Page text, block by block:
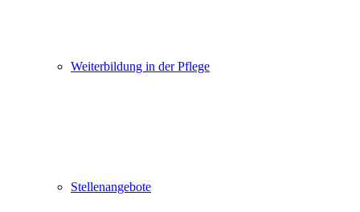
Weiterbildung in der Pflege
Stellenangebote